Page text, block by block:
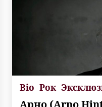
Bio Рок
Арно (Arno